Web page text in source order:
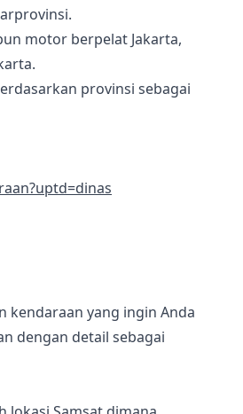
motor berpelat Jakarta,
provinsi sebagai
kendaraan yang ingin Anda
dengan detail sebagai